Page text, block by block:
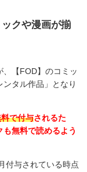
クや漫画が揃
【FOD】のコミッ
タル作品」となり
で付与されるた
無料で読めるよう
付与されている時点